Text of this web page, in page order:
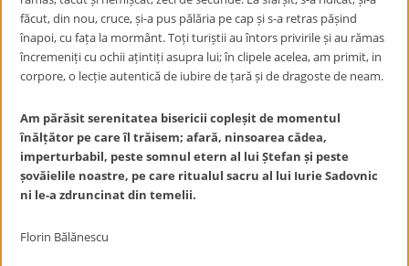
făcut, din nou, cruce, și-a pus pălăria pe cap și s-a retras pășind
înapoi, cu fața la mormânt. Toți turiștii au întors privirile și au rămas
încremeniți cu ochii ațintiți asupra lui; în clipele acelea, am primit, in
corpore, o lecție autentică de iubire de țară și de dragoste de neam.
Am părăsit serenitatea bisericii copleșit de momentul
înălțător pe care îl trăisem; afară, ninsoarea cădea,
imperturbabil, peste somnul etern al lui Ștefan și peste
șovăielile noastre, pe care ritualul sacru al lui Iurie Sadovnic
ni le-a zdruncinat din temelii.
Florin Bălănescu